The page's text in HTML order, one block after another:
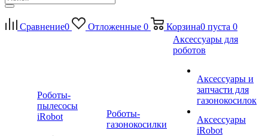
Сравнение0 Отложенные 0 Корзина0 пуста 0
Роботы-
пылесосы
iRobot
Роботы-
газонокосилки
Аксессуары для
роботов
Аксессуары и
запчасти для
газонокосилок
Аксессуары
iRobot